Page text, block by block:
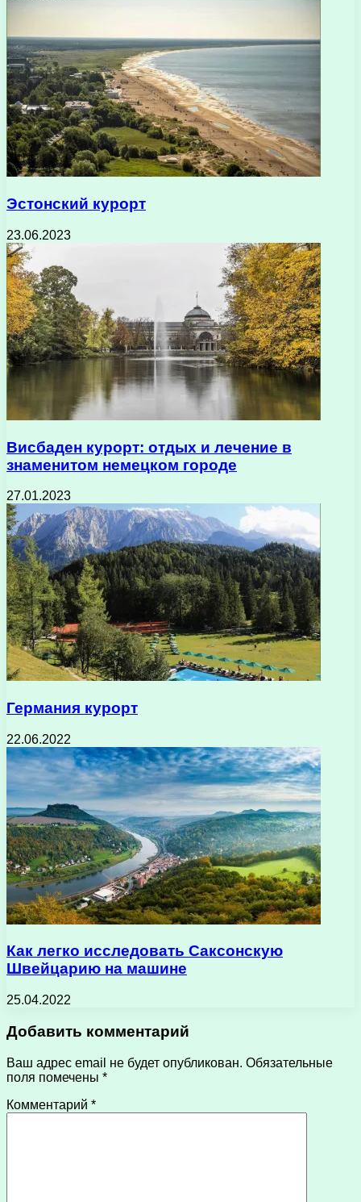
Эстонский курорт
23.06.2023
Висбаден курорт: отдых и лечение в
знаменитом немецком городе
27.01.2023
Германия курорт
22.06.2022
Как легко исследовать Саксонскую
Швейцарию на машине
25.04.2022
Добавить комментарий
Ваш адрес email не будет опубликован. Обязательные
поля помечены *
Комментарий *